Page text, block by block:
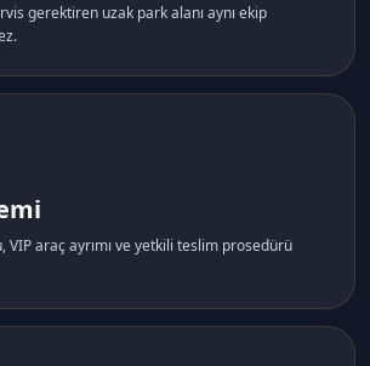
gerektiren uzak park alanı aynı ekip
VIP araç ayrımı ve yetkili teslim prosedürü